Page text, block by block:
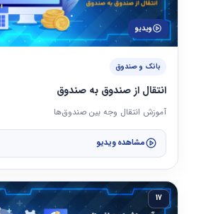
ویدیو
بانک و صندوق
انتقال از صندوق به صندوق
آموزش انتقال وجه بین صندوق‌ها
مشاهده ویدیو
17